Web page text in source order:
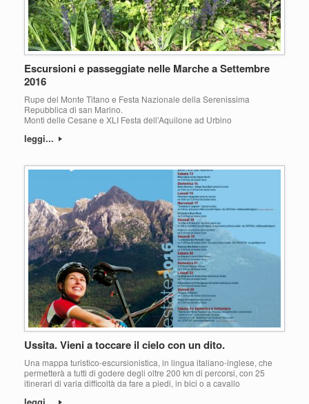
Escursioni e passeggiate nelle Marche a Settembre
2016
Rupe del Monte Titano e Festa Nazionale della Serenissima
Repubblica di san Marino.
Monti delle Cesane e XLI Festa dell’Aquilone ad Urbino
leggi...
Ussita. Vieni a toccare il cielo con un dito.
Una mappa turistico-escursionistica, in lingua italiano-inglese, che
permetterà a tutti di godere degli oltre 200 km di percorsi, con 25
itinerari di varia difficoltà da fare a piedi, in bici o a cavallo
leggi...